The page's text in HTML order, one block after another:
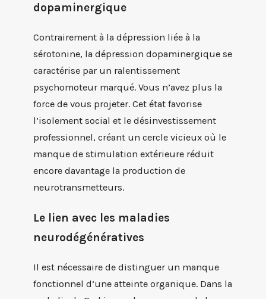
dopaminergique
Contrairement à la dépression liée à la
sérotonine, la dépression dopaminergique se
caractérise par un ralentissement
psychomoteur marqué. Vous n’avez plus la
force de vous projeter. Cet état favorise
l’isolement social et le désinvestissement
professionnel, créant un cercle vicieux où le
manque de stimulation extérieure réduit
encore davantage la production de
neurotransmetteurs.
Le lien avec les maladies
neurodégénératives
Il est nécessaire de distinguer un manque
fonctionnel d’une atteinte organique. Dans la